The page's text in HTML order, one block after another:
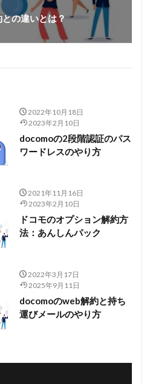
の違いとは？
2022年10月18日
2023年2月10日
docomoの2段階認証のパス
ワードレスのやり方
2021年11月16日
2023年2月10日
ドコモのオプション解約方
法：あんしんパック
2022年3月17日
2025年9月11日
docomoのweb解約と持ち
運びメールのやり方